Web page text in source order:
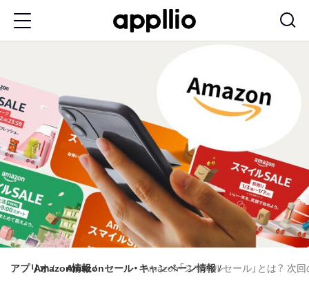
ン
テ
ン
ツ
に
移
動
アプリオAmazon情報Amazonセール・キャンペーン情報Amazon「スマイルセール」とは？ 次